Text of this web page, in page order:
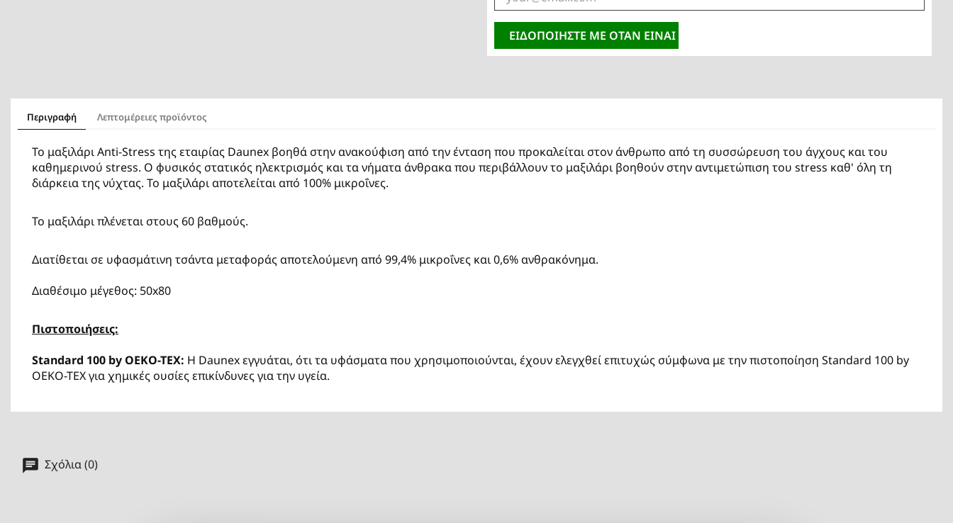
ΕΙΔΟΠΟΙΉΣΤΕ ΜΕ ΌΤΑΝ ΕΊΝΑΙ ΔΙΑΘΈΣΙΜΟ
Περιγραφή Λεπτομέρειες προϊόντος
Το μαξιλάρι Anti-Stress της εταιρίας Daunex βοηθά στην ανακούφιση από την ένταση που προκαλείται στον άνθρωπο από τη συσσώρευση του άγχους και του
καθημερινού stress. Ο φυσικός στατικός ηλεκτρισμός και τα νήματα άνθρακα που περιβάλλουν το μαξιλάρι βοηθούν στην αντιμετώπιση του stress καθ' όλη τη
διάρκεια της νύχτας. Το μαξιλάρι αποτελείται από 100% μικροΐνες.
Το μαξιλάρι πλένεται στους 60 βαθμούς.
Διατίθεται σε υφασμάτινη τσάντα μεταφοράς αποτελούμενη από 99,4% μικροΐνες και 0,6% ανθρακόνημα.
Διαθέσιμο μέγεθος: 50x80
Πιστοποιήσεις:
Standard 100 by OEKO-TEX: Η Daunex εγγυάται, ότι τα υφάσματα που χρησιμοποιούνται, έχουν ελεγχθεί επιτυχώς σύμφωνα με την πιστοποίηση Standard 100 by
OEKO-TEX για χημικές ουσίες επικίνδυνες για την υγεία.
Σχόλια (0)